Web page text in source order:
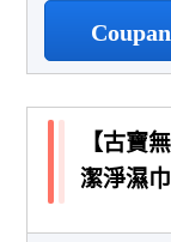
【古寶
潔淨濕